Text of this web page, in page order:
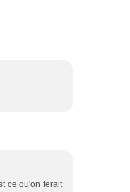
ce qu'on ferait